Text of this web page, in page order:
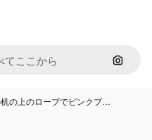
画像で
の上のロープでピンクプ…